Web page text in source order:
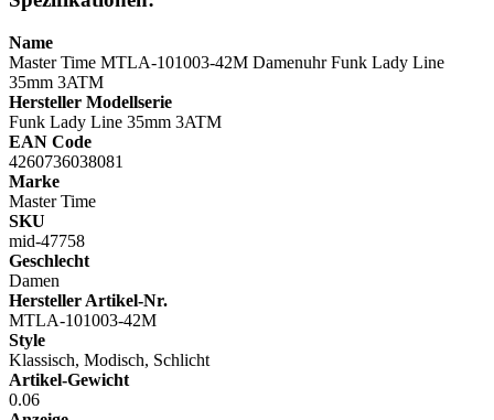
Name
Master Time MTLA-101003-42M Damenuhr Funk Lady Line
35mm 3ATM
Hersteller Modellserie
Funk Lady Line 35mm 3ATM
EAN Code
4260736038081
Marke
Master Time
SKU
mid-47758
Geschlecht
Damen
Hersteller Artikel-Nr.
MTLA-101003-42M
Style
Klassisch, Modisch, Schlicht
Artikel-Gewicht
0.06